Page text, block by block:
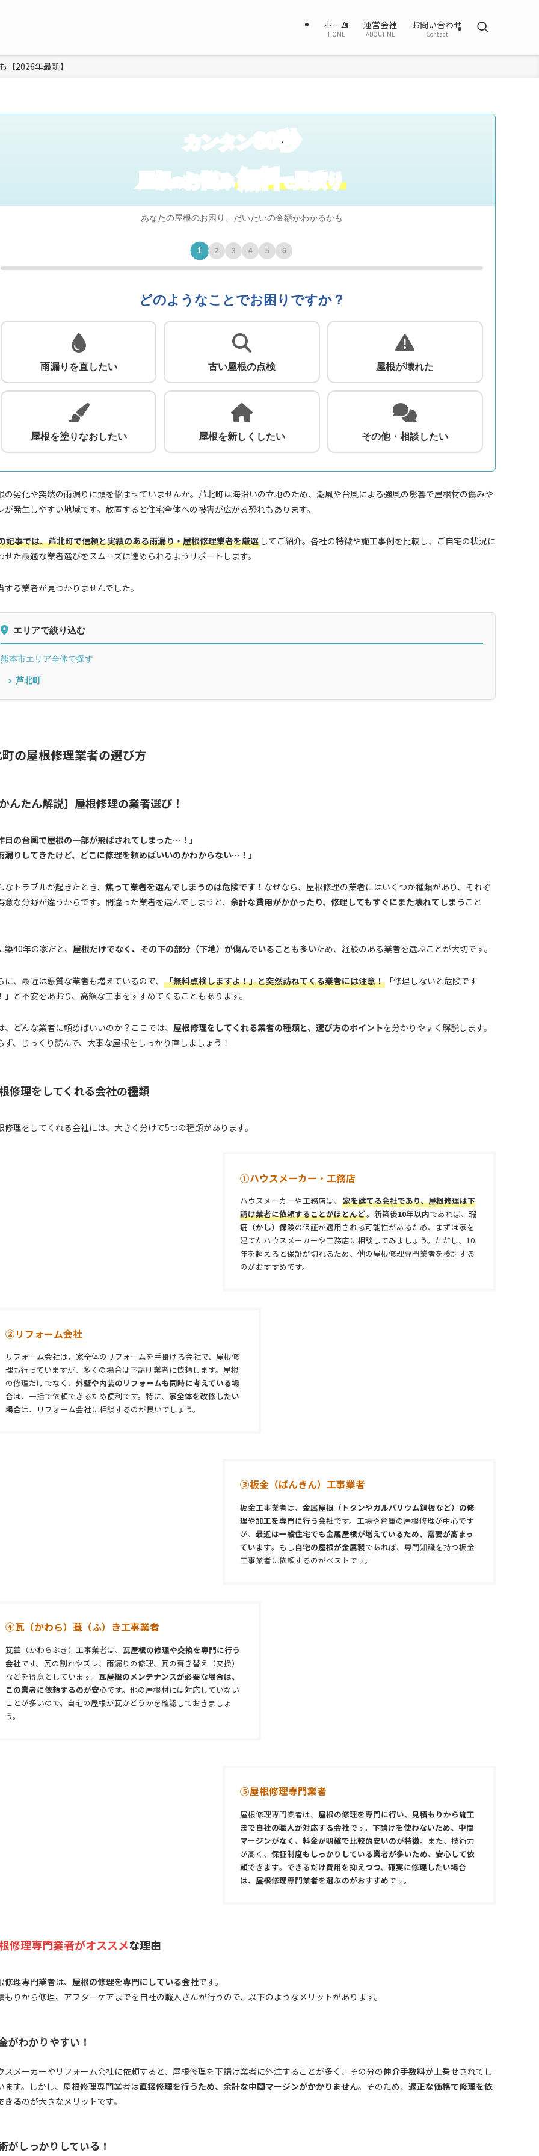
ホーム
HOME
運営会社
ABOUT ME
お問い合わせ
Contact
2026年最新】
カンタン60秒
屋根 のお悩み無料で見積り
あなたの屋根のお困り、だいたいの金額がわかるかも
1 2 3 4 5 6
どのようなことでお困りですか？
雨漏りを直したい 古い屋根の点検 屋根が壊れた
屋根を塗りなおしたい 屋根を新しくしたい その他・相談したい
の劣化や突然の雨漏りに頭を悩ませていませんか。芦北町は海沿いの立地のため、潮風や台風による強風の影響で屋根材の傷みや
が発生しやすい地域です。放置すると住宅全体への被害が広がる恐れもあります。
記事では、芦北町で信頼と実績のある雨漏り・屋根修理業者を厳選 してご紹介。各社の特徴や施工事例を比較し、ご自宅の状況に
せた最適な業者選びをスムーズに進められるようサポートします。
する業者が見つかりませんでした。
エリアで絞り込む
熊本市エリア全体で探す
芦北町
の屋根修理業者の選び方
んたん解説】屋根修理の業者選び！
日の台風で屋根の一部が飛ばされてしまった…！」
漏りしてきたけど、どこに修理を頼めばいいのかわからない…！」
なトラブルが起きたとき、 焦って業者を選んでしまうのは危険です！ なぜなら、屋根修理の業者にはいくつか種類があり、それぞ
意な分野が違うからです。間違った業者を選んでしまうと、 余計な費用がかかったり、修理してもすぐにまた壊れてしまう こと
築40年の家だと、 屋根だけでなく、その下の部分（下地）が傷んでいることも多いため、経験のある業者を選ぶことが大切です。
に、最近は悪質な業者も増えているので、 「無料点検しますよ！」と突然訪ねてくる業者には注意！ 「修理しないと危険です
」と不安をあおり、高額な工事をすすめてくることもあります。
、どんな業者に頼めばいいのか？ここでは、 屋根修理をしてくれる業者の種類と、選び方のポイントを分かりやすく解説します。
ず、じっくり読んで、大事な屋根をしっかり直しましょう！
修理をしてくれる会社の種類
修理をしてくれる会社には、大きく分けて5つの種類があります。
①ハウスメーカー・工務店
ハウスメーカーや工務店は、家を建てる会社であり、屋根修理は下
請け業者に依頼することがほとんど。新築後10年以内であれば、瑕
疵（かし）保険の保証が適用される可能性があるため、まずは家を
建てたハウスメーカーや工務店に相談してみましょう。ただし、10
年を超えると保証が切れるため、他の屋根修理専門業者を検討する
のがおすすめです。
②リフォーム会社
リフォーム会社は、家全体のリフォームを手掛ける会社で、屋根修
理も行っていますが、多くの場合は下請け業者に依頼します。屋根
の修理だけでなく、外壁や内装のリフォームも同時に考えている場
合は、一括で依頼できるため便利です。特に、家全体を改修したい
場合は、リフォーム会社に相談するのが良いでしょう。
③板金（ばんきん）工事業者
板金工事業者は、金属屋根（トタンやガルバリウム鋼板など）の修
理や加工を専門に行う会社です。工場や倉庫の屋根修理が中心です
が、最近は一般住宅でも金属屋根が増えているため、需要が高まっ
ています。もし 自宅の屋根が金属製であれば、専門知識を持つ板金
工事業者に依頼するのがベストです。
④瓦（かわら）葺（ふ）き工事業者
瓦葺（かわらぶき）工事業者は、瓦屋根の修理や交換を専門に行う
会社です。瓦の割れやズレ、雨漏りの修理、瓦の葺き替え（交換）
などを得意としています。瓦屋根のメンテナンスが必要な場合は、
この業者に依頼するのが安心です。他の屋根材には対応していない
ことが多いので、自宅の屋根が瓦かどうかを確認しておきましょ
う。
⑤屋根修理専門業者
屋根修理専門業者は、 屋根の修理を専門に行い、見積もりから施工
まで自社の職人が対応する会社です。下請けを使わないため、中間
マージンがなく、料金が明確で比較的安いのが特徴。また、技術力
が高く、保証制度もしっかりしている業者が多いため、安心して依
頼できます。 できるだけ費用を抑えつつ、確実に修理したい場合
は、屋根修理専門業者を選ぶのがおすすめです。
修理専門業者がオススメな理由
修理専門業者は、 屋根の修理を専門にしている会社です。
もりから修理、アフターケアまでを自社の職人さんが行うので、以下のようなメリットがあります。
がわかりやすい！
スメーカーやリフォーム会社に依頼すると、屋根修理を下請け業者に外注することが多く、その分の仲介手数料が上乗せされてし
ます。しかし、屋根修理専門業者は直接修理を行うため、余計な中間マージンがかかりません。そのため、 適正な価格で修理を依
きるのが大きなメリットです。
がしっかりしている！